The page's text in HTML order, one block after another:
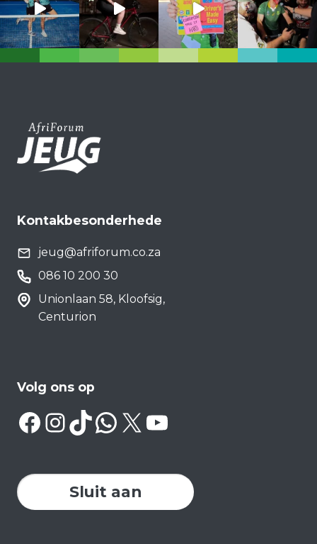
Kontakbesonderhede
jeug@afriforum.co.za
086 10 200 30
Unionlaan 58, Kloofsig,
Centurion
Volg ons op
Facebook
Instagram
TikTok
WhatsApp
X YouTube
Sluit aan